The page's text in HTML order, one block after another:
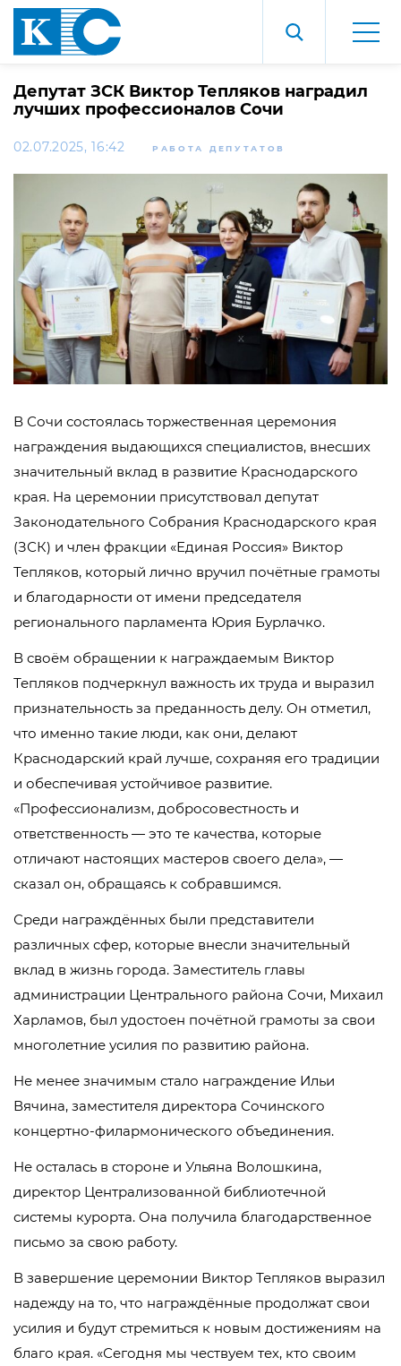
Депутат ЗСК Виктор Тепляков наградил
лучших профессионалов Сочи
02.07.2025, 16:42 РАБОТА ДЕПУТАТОВ
В Сочи состоялась торжественная церемония
награждения выдающихся специалистов, внесших
значительный вклад в развитие Краснодарского
края. На церемонии присутствовал депутат
Законодательного Собрания Краснодарского края
(ЗСК) и член фракции «Единая Россия» Виктор
Тепляков, который лично вручил почётные грамоты
и благодарности от имени председателя
регионального парламента Юрия Бурлачко.
В своём обращении к награждаемым Виктор
Тепляков подчеркнул важность их труда и выразил
признательность за преданность делу. Он отметил,
что именно такие люди, как они, делают
Краснодарский край лучше, сохраняя его традиции
и обеспечивая устойчивое развитие.
«Профессионализм, добросовестность и
ответственность — это те качества, которые
отличают настоящих мастеров своего дела», —
сказал он, обращаясь к собравшимся.
Среди награждённых были представители
различных сфер, которые внесли значительный
вклад в жизнь города. Заместитель главы
администрации Центрального района Сочи, Михаил
Харламов, был удостоен почётной грамоты за свои
многолетние усилия по развитию района.
Не менее значимым стало награждение Ильи
Вячина, заместителя директора Сочинского
концертно-филармонического объединения.
Не осталась в стороне и Ульяна Волошкина,
директор Централизованной библиотечной
системы курорта. Она получила благодарственное
письмо за свою работу.
В завершение церемонии Виктор Тепляков выразил
надежду на то, что награждённые продолжат свои
усилия и будут стремиться к новым достижениям на
благо края. «Сегодня мы чествуем тех, кто своим